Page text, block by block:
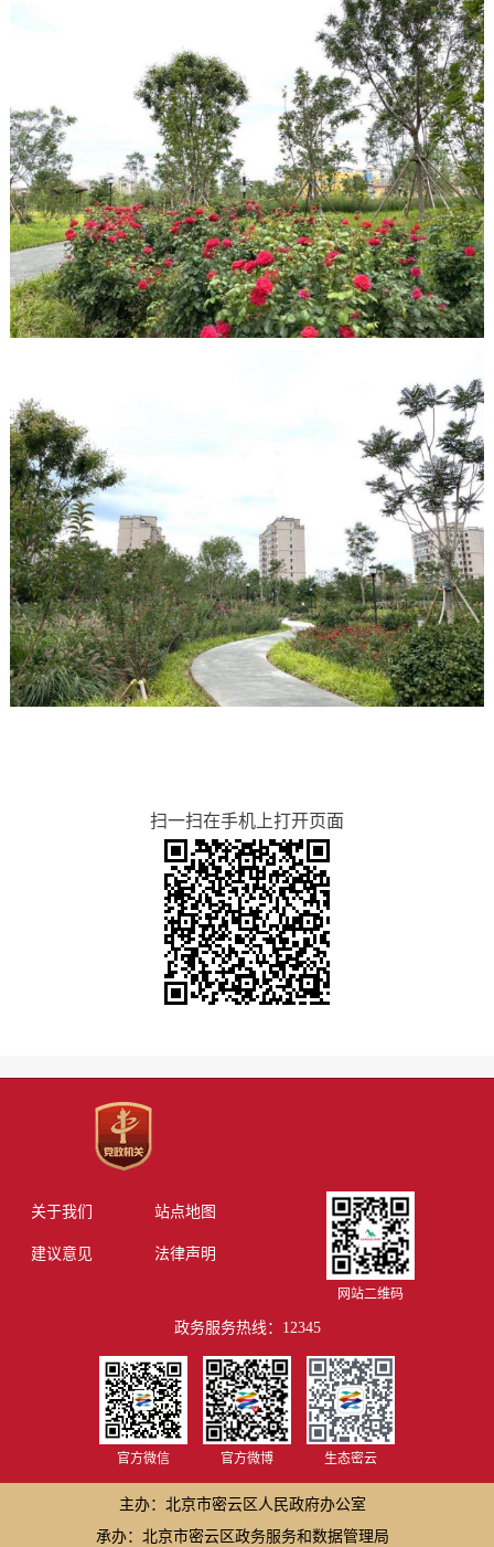
扫一扫在手机上打开页面
关于我们 站点地图
建议意见 法律声明
网站二维码
政务服务热线：12345
官方微信 官方微博 生态密云
主办：北京市密云区人民政府办公室
承办：北京市密云区政务服务和数据管理局